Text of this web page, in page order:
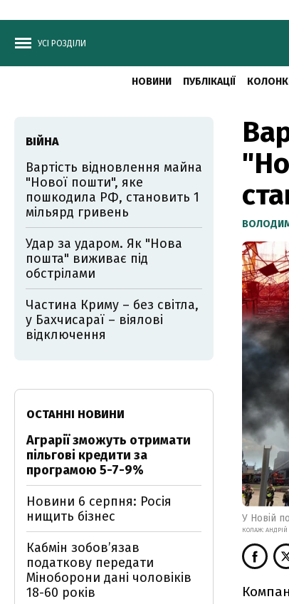
УСІ РОЗДІЛИ
НОВИНИ ПУБЛІКАЦІЇ
У Новій
КОЛАЖ: АНДРІЙ
ВІЙНА
Вартість відновлення майна
"Нової пошти", яке
пошкодила РФ, становить 1
мільярд гривень
Удар за ударом. Як "Нова
пошта" виживає під
обстрілами
Частина Криму – без світла,
у Бахчисараї – віялові
відключення
ОСТАННІ НОВИНИ
Аграрії зможуть отримати
пільгові кредити за
програмою 5-7-9%
Новини 6 серпня: Росія
нищить бізнес
Кабмін зобовʼязав
податкову передати
Міноборони дані чоловіків
18-60 років